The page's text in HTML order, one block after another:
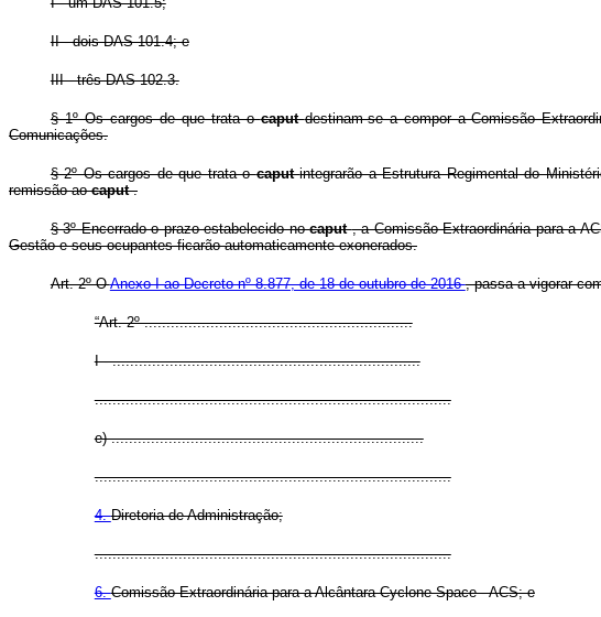
II - dois DAS 101.4; e
III - três DAS 102.3.
§ 1º Os cargos de que trata ocaputdestinam-se a compor a Comissão
Comunicações.
§ 2º Os cargos de que trata ocaputintegrarão a Estrutura Regimental do
remissão aocaput.
§ 3º Encerrado o prazo estabelecido nocaput, a Comissão Extraordinária para a
Gestão e seus ocupantes ficarão automaticamente exonerados.
Art. 2º OAnexo I ao Decreto nº 8.877, de 18 de outubro de 2016, passa a vigorar
“Art. 2º .............................................................
I - ......................................................................
.................................................................................
e) .......................................................................
.................................................................................
4.Diretoria de Administração;
.................................................................................
6.Comissão Extraordinária para a Alcântara Cyclone Space - ACS; e